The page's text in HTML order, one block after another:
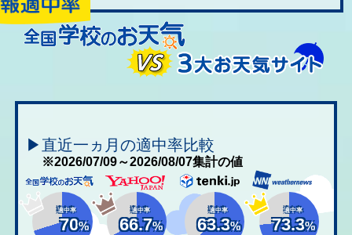
▶直近一ヵ月の適中率比較
※2026/07/09～2026/08/07集計の値
適中率
70%
適中率
66.7%
適中率
63.3%
適中率
73.3%